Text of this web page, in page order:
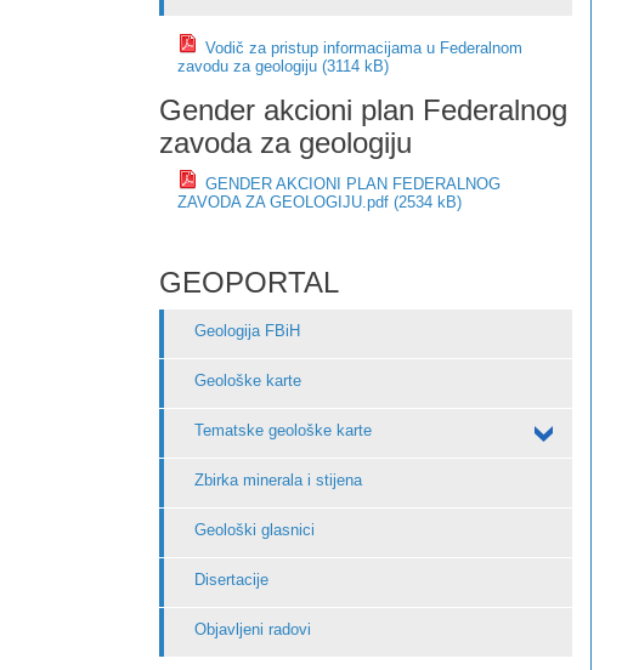
Vodič za pristup informacijama u Federalnom
zavodu za geologiju (3114 kB)
Gender akcioni plan Federalnog
zavoda za geologiju
GENDER AKCIONI PLAN FEDERALNOG
ZAVODA ZA GEOLOGIJU.pdf (2534 kB)
GEOPORTAL
Geologija FBiH
Geološke karte
Tematske geološke karte
Zbirka minerala i stijena
Geološki glasnici
Disertacije
Objavljeni radovi